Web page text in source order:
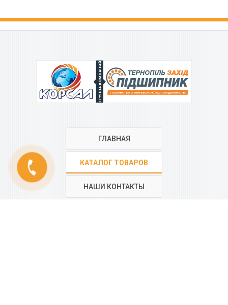
phone
ГРУППА КОМПАНИЙ
ГЛАВНАЯ
КАТАЛОГ ТОВАРОВ
НАШИ КОНТАКТЫ